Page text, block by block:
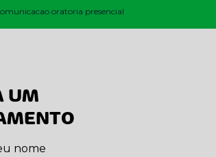
oratoria presencial
UM
nome